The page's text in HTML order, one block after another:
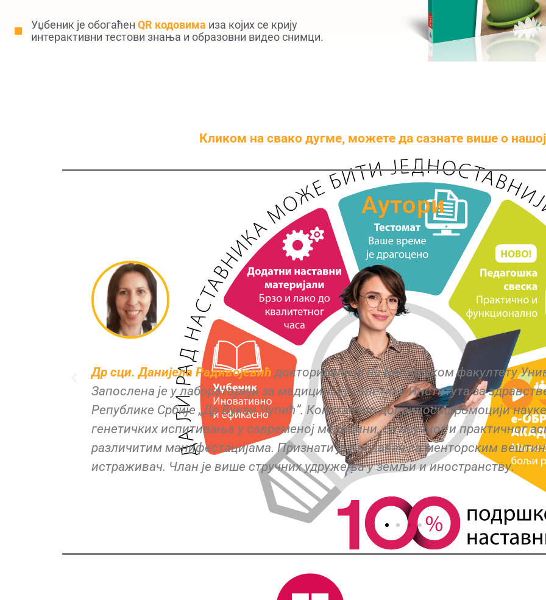
Уџбеник је обогаћен QR кодовима иза којих се крију
интерактивни тестови знања и образовни видео снимци.
Кликом на свако дугме, можете да сазнате више о
Аутори
Драгана Јешићдипломирала је на Биолошком факултету Универзитета у
Молекуларна биологија и физиологија. Раније је била запослена у
Београду. Данас ради као наставник биологије и помоћник директора у
у Београду. Константно се стручно усавршава у области педагошког рада.
тестова у оквиру Приручника за наставнике за рад са ученицима са
разреда.